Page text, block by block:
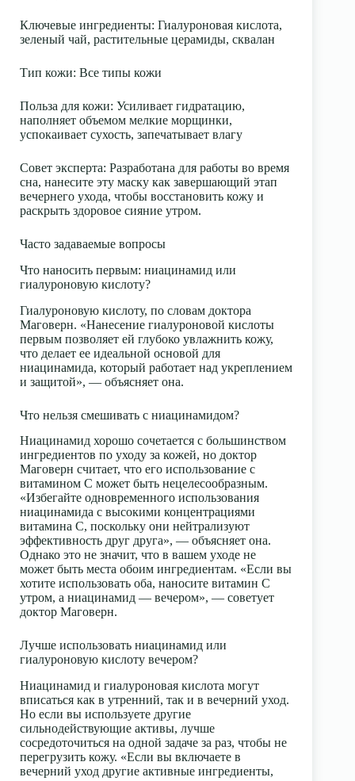
Ключевые ингредиенты: Гиалуроновая кислота,
зеленый чай, растительные церамиды, сквалан
Тип кожи: Все типы кожи
Польза для кожи: Усиливает гидратацию,
наполняет объемом мелкие морщинки,
успокаивает сухость, запечатывает влагу
Совет эксперта: Разработана для работы во время
сна, нанесите эту маску как завершающий этап
вечернего ухода, чтобы восстановить кожу и
раскрыть здоровое сияние утром.
Часто задаваемые вопросы
Что наносить первым: ниацинамид или
гиалуроновую кислоту?
Гиалуроновую кислоту, по словам доктора
Маговерн. «Нанесение гиалуроновой кислоты
первым позволяет ей глубоко увлажнить кожу,
что делает ее идеальной основой для
ниацинамида, который работает над укреплением
и защитой», — объясняет она.
Что нельзя смешивать с ниацинамидом?
Ниацинамид хорошо сочетается с большинством
ингредиентов по уходу за кожей, но доктор
Маговерн считает, что его использование с
витамином С может быть нецелесообразным.
«Избегайте одновременного использования
ниацинамида с высокими концентрациями
витамина С, поскольку они нейтрализуют
эффективность друг друга», — объясняет она.
Однако это не значит, что в вашем уходе не
может быть места обоим ингредиентам. «Если вы
хотите использовать оба, наносите витамин С
утром, а ниацинамид — вечером», — советует
доктор Маговерн.
Лучше использовать ниацинамид или
гиалуроновую кислоту вечером?
Ниацинамид и гиалуроновая кислота могут
вписаться как в утренний, так и в вечерний уход.
Но если вы используете другие
сильнодействующие активы, лучше
сосредоточиться на одной задаче за раз, чтобы не
перегрузить кожу. «Если вы включаете в
вечерний уход другие активные ингредиенты,